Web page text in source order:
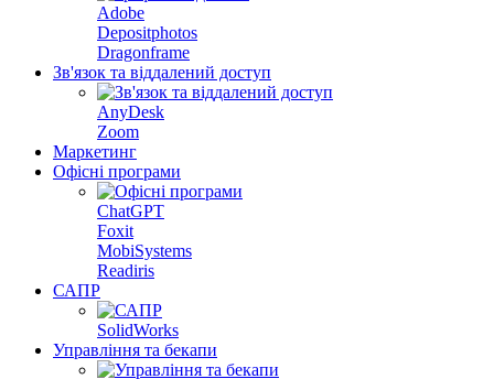
Adobe
Depositphotos
Dragonframe
Зв'язок та віддалений доступ
AnyDesk
Zoom
Маркетинг
Офісні програми
ChatGPT
Foxit
MobiSystems
Readiris
САПР
SolidWorks
Управління та бекапи